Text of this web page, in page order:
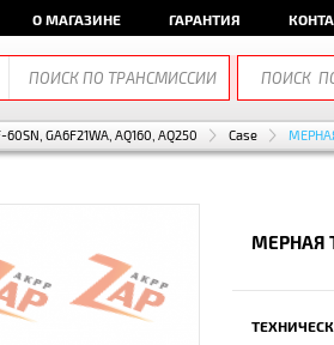
О МАГАЗИНЕ ГАРАНТИЯ
60SN, GA6F21WA, AQ160, AQ250 Case
МЕРНАЯ